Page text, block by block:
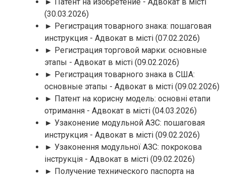
(30.03.2026)
► Регистрация товарного знака: пошаговая
инструкция - Адвокат в місті (07.02.2026)
► Регистрация торговой марки: основные
этапы - Адвокат в місті (09.02.2026)
► Регистрация товарного знака в США:
основные этапы - Адвокат в місті (09.02.2026)
► Патент на корисну модель: основні етапи
отримання - Адвокат в місті (04.03.2026)
► Узаконение модульной АЗС: пошаговая
инструкция - Адвокат в місті (09.02.2026)
► Узаконення модульної АЗС: покрокова
інструкція - Адвокат в місті (09.02.2026)
► Получение технического паспорта на